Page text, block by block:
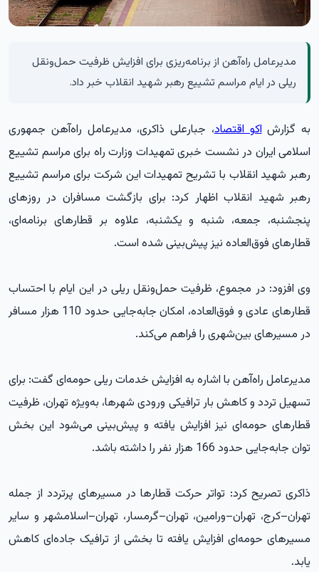
مدیرعامل راه‌آهن از برنامه‌ریزی برای افزایش ظرفیت حمل‌ونقل
ریلی در ایام مراسم تشییع رهبر شهید انقلاب خبر داد.
به گزارشاکو اقتصاد، جبارعلی ذاکری، مدیرعامل راه‌آهن جمهوری
اسلامی ایران در نشست خبری تمهیدات وزارت راه برای مراسم تشییع
رهبر شهید انقلاب با تشریح تمهیدات این شرکت برای مراسم تشییع
رهبر شهید انقلاب اظهار کرد: برای بازگشت مسافران در روزهای
پنجشنبه، جمعه، شنبه و یکشنبه، علاوه بر قطارهای برنامه‌ای،
قطارهای فوق‌العاده نیز پیش‌بینی شده است.
وی افزود: در مجموع، ظرفیت حمل‌ونقل ریلی در این ایام با احتساب
قطارهای عادی و فوق‌العاده، امکان جابه‌جایی حدود 110 هزار مسافر
در مسیرهای بین‌شهری را فراهم می‌کند.
مدیرعامل راه‌آهن با اشاره به افزایش خدمات ریلی حومه‌ای گفت: برای
تسهیل تردد و کاهش بار ترافیکی ورودی شهرها، به‌ویژه تهران، ظرفیت
قطارهای حومه‌ای نیز افزایش یافته و پیش‌بینی می‌شود این بخش
توان جابه‌جایی حدود 166 هزار نفر را داشته باشد.
ذاکری تصریح کرد: تواتر حرکت قطارها در مسیرهای پرتردد از جمله
تهران–کرج، تهران–ورامین، تهران–گرمسار، تهران–اسلامشهر و سایر
مسیرهای حومه‌ای افزایش یافته تا بخشی از ترافیک جاده‌ای کاهش
یابد.